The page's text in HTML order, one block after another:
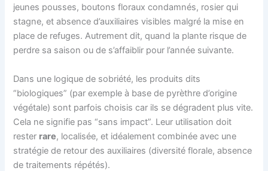
jeunes pousses, boutons floraux condamnés, rosier qui
stagne, et absence d’auxiliaires visibles malgré la mise en
place de refuges. Autrement dit, quand la plante risque de
perdre sa saison ou de s’affaiblir pour l’année suivante.
Dans une logique de sobriété, les produits dits
“biologiques” (par exemple à base de pyrèthre d’origine
végétale) sont parfois choisis car ils se dégradent plus vite.
Cela ne signifie pas “sans impact”. Leur utilisation doit
rester rare, localisée, et idéalement combinée avec une
stratégie de retour des auxiliaires (diversité florale, absence
de traitements répétés).